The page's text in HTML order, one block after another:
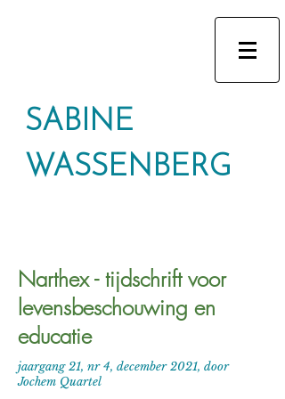
SABINE
WASSENBERG
Narthex - tijdschrift voor
levensbeschouwing en
educatie
jaargang 21, nr 4, december 2021, door
Jochem Quartel